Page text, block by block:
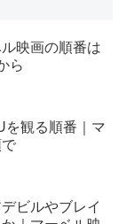
ル映画の順番は
ら
を観る順番｜マ
ビルやブレイ